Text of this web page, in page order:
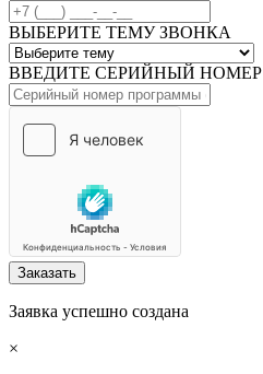
ВЫБЕРИТЕ ТЕМУ ЗВОНКА
ВВЕДИТЕ СЕРИЙНЫЙ НОМЕР
Заказать
Заявка успешно создана
×